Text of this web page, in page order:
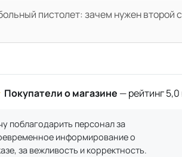
пистолет: зачем нужен второй
Покупатели о магазине — рейтинг 5,0
поблагодарить персонал за
информирование о
за вежливость и корректность.